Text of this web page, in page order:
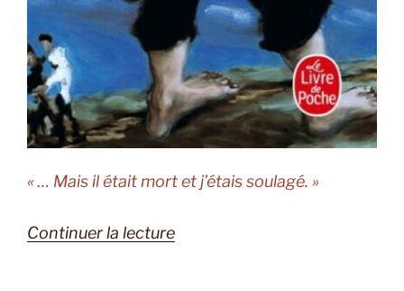
« … Mais il était mort et j’étais soulagé. »
Continuer la lecturede